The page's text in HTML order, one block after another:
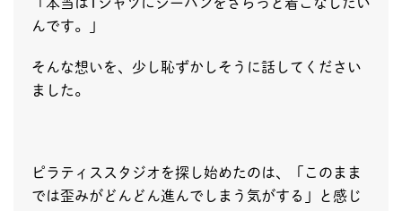
「本当はTシャツにジーパンをさらっと着こなしたい
んです。」
そんな想いを、少し恥ずかしそうに話してください
ました。
ピラティススタジオを探し始めたのは、「このまま
では歪みがどんどん進んでしまう気がする」と感じ